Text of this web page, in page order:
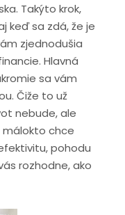
Takýto krok,
keď sa zdá, že je
zjednodušia
Hlavná
sa vám
Čiže to už
nebude, ale
málokto chce
pohodu
rozhodne, ako